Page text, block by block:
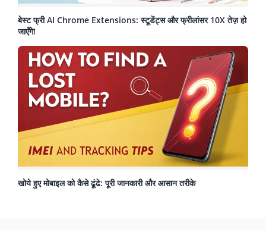
बेस्ट फ्री AI Chrome Extensions: स्टूडेंट्स और फ्रीलांसर 10X तेज़ हो
जाएँगे!
खोये हुए मोबाइल को कैसे ढूंढे: पूरी जानकारी और आसान तरीके